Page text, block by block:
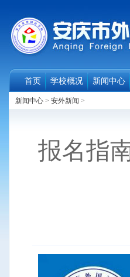
首页 学校概况 新闻中心
新闻中心 > 安外新闻 >
报名指